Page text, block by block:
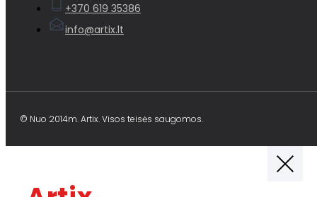
+370 619 35386
info@artix.lt
© Nuo 2014m. Artix. Visos teisės saugomos.